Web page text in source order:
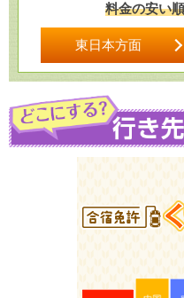
料金の安い
東日本方面